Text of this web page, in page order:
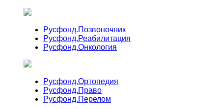
Русфонд.Позвоночник
Русфонд.Реабилитация
Русфонд.Онкология
Русфонд.Ортопедия
Русфонд.Право
Русфонд.Перелом